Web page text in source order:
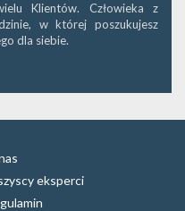
Klientów. Człowieka z
w której poszukujesz
dla siebie.
eksperci